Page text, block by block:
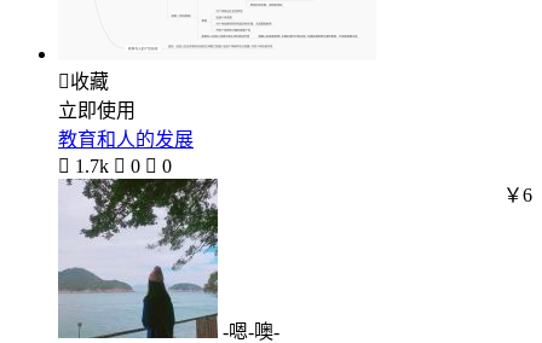
收藏
立即使用
教育和人的发展
 1.7k  0  0
-嗯-噢-
￥6